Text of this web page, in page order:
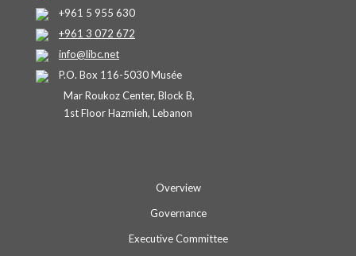
+961 5 955 630
+961 3 072 672
info@libc.net
P.O. Box 116-5030 Musée
Mar Roukoz Center, Block B,
1st Floor Hazmieh, Lebanon
Overview
Governance
Executive Committee